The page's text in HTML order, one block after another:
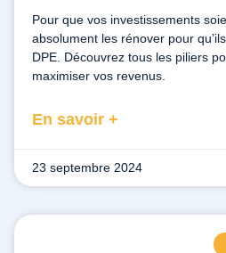
Pour que vos investissements
absolument les rénover pour
DPE. Découvrez tous les piliers
maximiser vos revenus.
En savoir +
23 septembre 2024